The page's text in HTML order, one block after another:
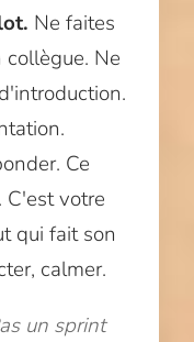
Ne faites
Ne
Ce
C'est votre
qui fait son
calmer.
un sprint